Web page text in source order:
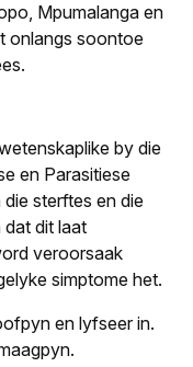
Mpumalanga en
onlangs soontoe
by die
en Parasitiese
sterftes en die
dat dit laat
veroorsaak
simptome het.
en lyfseer in.